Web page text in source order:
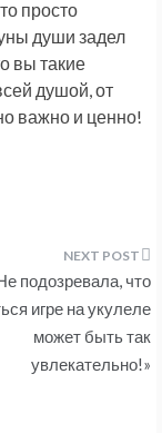
просто
души задел
вы такие
душой, от
важно и ценно!
подозревала, что
игре на укулеле
может быть так
увлекательно!»